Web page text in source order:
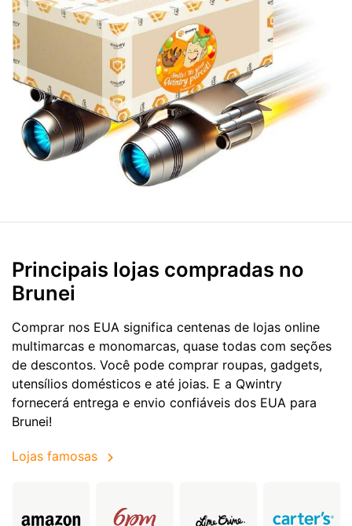
Principais lojas compradas no
Brunei
Comprar nos EUA significa centenas de lojas online
multimarcas e monomarcas, quase todas com seções
de descontos. Você pode comprar roupas, gadgets,
utensílios domésticos e até joias. E a Qwintry
fornecerá entrega e envio confiáveis dos EUA para
Brunei!
Lojas famosas